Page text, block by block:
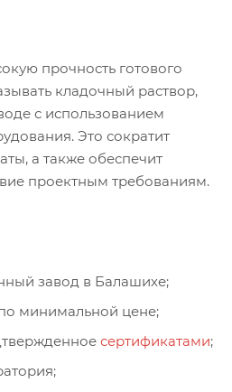
прочность готового
кладочный раствор,
с использованием
Это сократит
а также обеспечит
проектным требованиям.
завод в Балашихе;
минимальной цене;
сертификатами;